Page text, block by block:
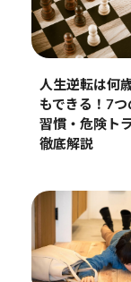
人生逆転は何
もできる！7つ
習慣・危険ト
徹底解説